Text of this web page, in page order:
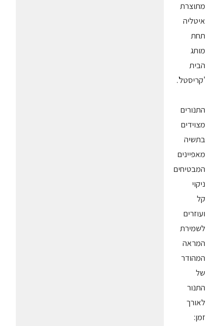
מתוצרת
איטליה
תחת
מותג
הבית
'קריסטל'.
התנורים
מצוידים
בתשיה
מאפיינים
המבטיחים
ניקוי
קל
ועוזרים
לשמירת
המראה
המהודר
של
התנור
לאורך
זמן: